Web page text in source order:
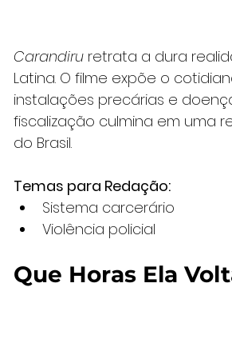
Carandiru retrata a dura
Latina. O filme expõe o
instalações precárias e
fiscalização culmina em uma
do Brasil.
Temas para Redação:
Sistema carcerário
Violência policial
Que Horas Ela